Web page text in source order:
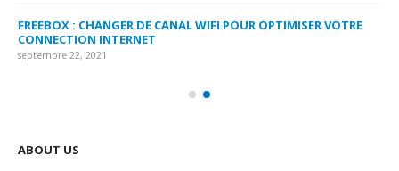
FREEBOX : CHANGER DE CANAL WIFI POUR OPTIMISER VOTRE
CONNECTION INTERNET
septembre 22, 2021
ABOUT US